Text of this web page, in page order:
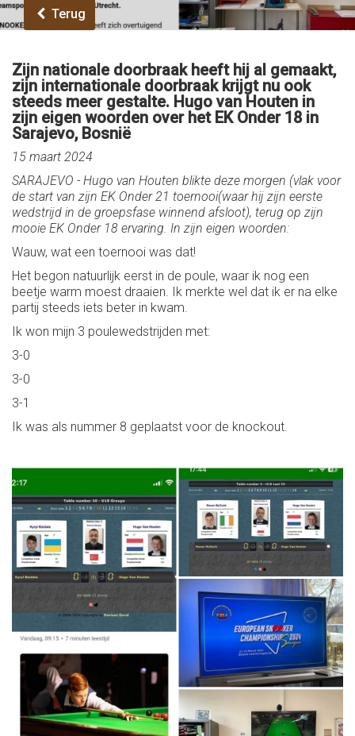
Terug
Zijn nationale doorbraak heeft hij al gemaakt,
zijn internationale doorbraak krijgt nu ook
steeds meer gestalte. Hugo van Houten in
zijn eigen woorden over het EK Onder 18 in
Sarajevo, Bosnië
15 maart 2024
SARAJEVO - Hugo van Houten blikte deze morgen (vlak voor
de start van zijn EK Onder 21 toernooi(waar hij zijn eerste
wedstrijd in de groepsfase winnend afsloot), terug op zijn
mooie EK Onder 18 ervaring. In zijn eigen woorden:
Wauw, wat een toernooi was dat!
Het begon natuurlijk eerst in de poule, waar ik nog een
beetje warm moest draaien. Ik merkte wel dat ik er na elke
partij steeds iets beter in kwam.
Ik won mijn 3 poulewedstrijden met:
3-0
3-0
3-1
Ik was als nummer 8 geplaatst voor de knockout.